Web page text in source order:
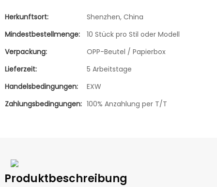
Herkunftsort:
Shenzhen, China
Mindestbestellmenge:
10 Stück pro Stil oder Modell
Verpackung:
OPP-Beutel / Papierbox
Lieferzeit:
5 Arbeitstage
Handelsbedingungen:
EXW
Zahlungsbedingungen: 100% Anzahlung per T/T
Produktbeschreibung